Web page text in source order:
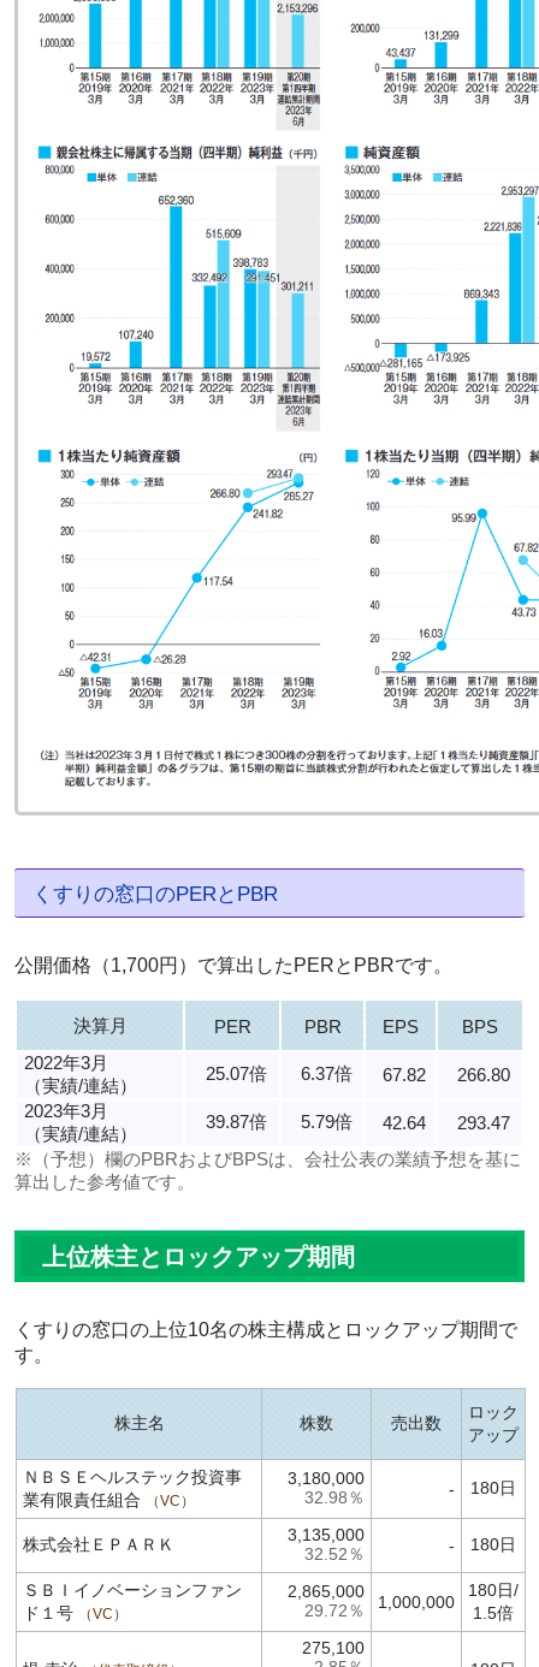
くすりの窓口のPERとPBR
公開価格（1,700円）で算出したPERとPBRです。
決算月 PER PBR EPS
BPS
2022年3月
（実績/連結）
25.07倍 6.37倍 67.82
266.80
2023年3月
（実績/連結）
39.87倍 5.79倍 42.64
293.47
※（予想）欄のPBRおよびBPSは、会社公表の業績予想を基に
算出した参考値です。
上位株主とロックアップ期間
くすりの窓口の上位10名の株主構成とロックアップ期間で
す。
株主名 株数 売出数
ロック
アップ
ＮＢＳＥヘルステック投資事
業有限責任組合
VC
3,180,000
32.98％ - 180日
株式会社ＥＰＡＲＫ 3,135,000
32.52％ - 180日
ＳＢＩイノベーションファン
ド１号
VC
2,865,000
29.72％ 1,000,000
180日/
1.5倍
275,100